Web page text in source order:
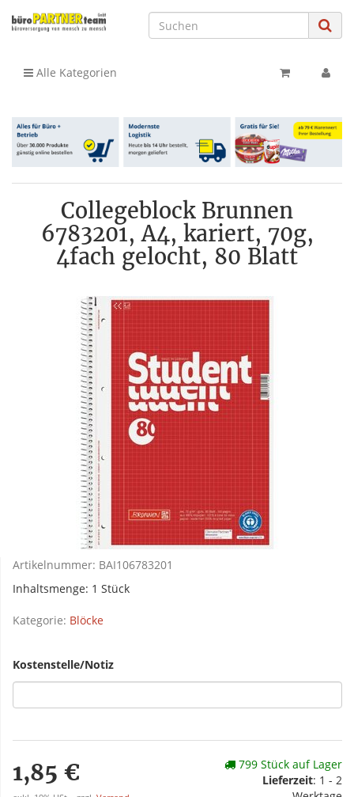
Alle Kategorien
Collegeblock Brunnen
6783201, A4, kariert, 70g,
4fach gelocht, 80 Blatt
Artikelnummer: BAI106783201
Inhaltsmenge: 1 Stück
Kategorie: Blöcke
Kostenstelle/Notiz
1,85 €
799 Stück auf Lager
Lieferzeit: 1 - 2